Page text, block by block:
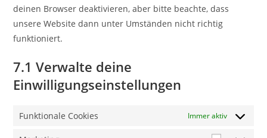
deinen Browser deaktivieren, aber bitte beachte, dass
unsere Website dann unter Umständen nicht richtig
funktioniert.
7.1 Verwalte deine
Einwilligungseinstellungen
Funktionale Cookies Immer aktiv